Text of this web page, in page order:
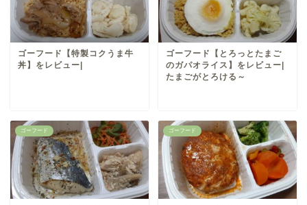
ゴーフード【特製コクうま牛
丼】をレビュー|
ゴーフード【とろっとたまご
のガパオライス】をレビュー|
たまごがとろける～
ゴーフード ゴーフード